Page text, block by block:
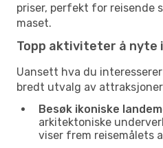
priser, perfekt for reisende
maset.
Topp aktiviteter å nyte
Uansett hva du
bredt utvalg av
Besøk ikoniske
arkitektoniske
viser frem reisemålets